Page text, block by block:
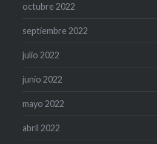
octubre 2022
septiembre 2022
julio 2022
junio 2022
mayo 2022
abril 2022